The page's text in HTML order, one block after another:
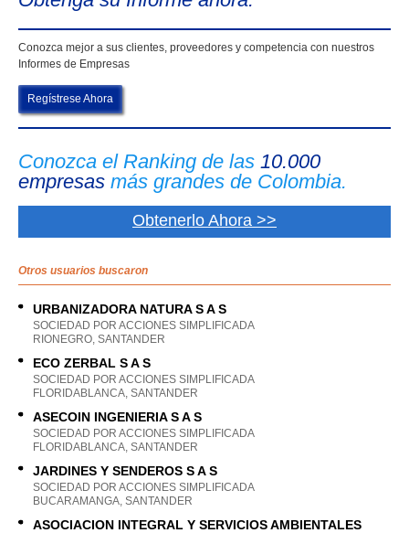
Conozca mejor a sus clientes, proveedores y competencia con nuestros
Informes de Empresas
Regístrese Ahora
Conozca el Ranking de las 10.000
empresas más grandes de Colombia.
Obtenerlo Ahora >>
Otros usuarios buscaron
URBANIZADORA NATURA S A S
SOCIEDAD POR ACCIONES SIMPLIFICADA
RIONEGRO, SANTANDER
ECO ZERBAL S A S
SOCIEDAD POR ACCIONES SIMPLIFICADA
FLORIDABLANCA, SANTANDER
ASECOIN INGENIERIA S A S
SOCIEDAD POR ACCIONES SIMPLIFICADA
FLORIDABLANCA, SANTANDER
JARDINES Y SENDEROS S A S
SOCIEDAD POR ACCIONES SIMPLIFICADA
BUCARAMANGA, SANTANDER
ASOCIACION INTEGRAL Y SERVICIOS AMBIENTALES